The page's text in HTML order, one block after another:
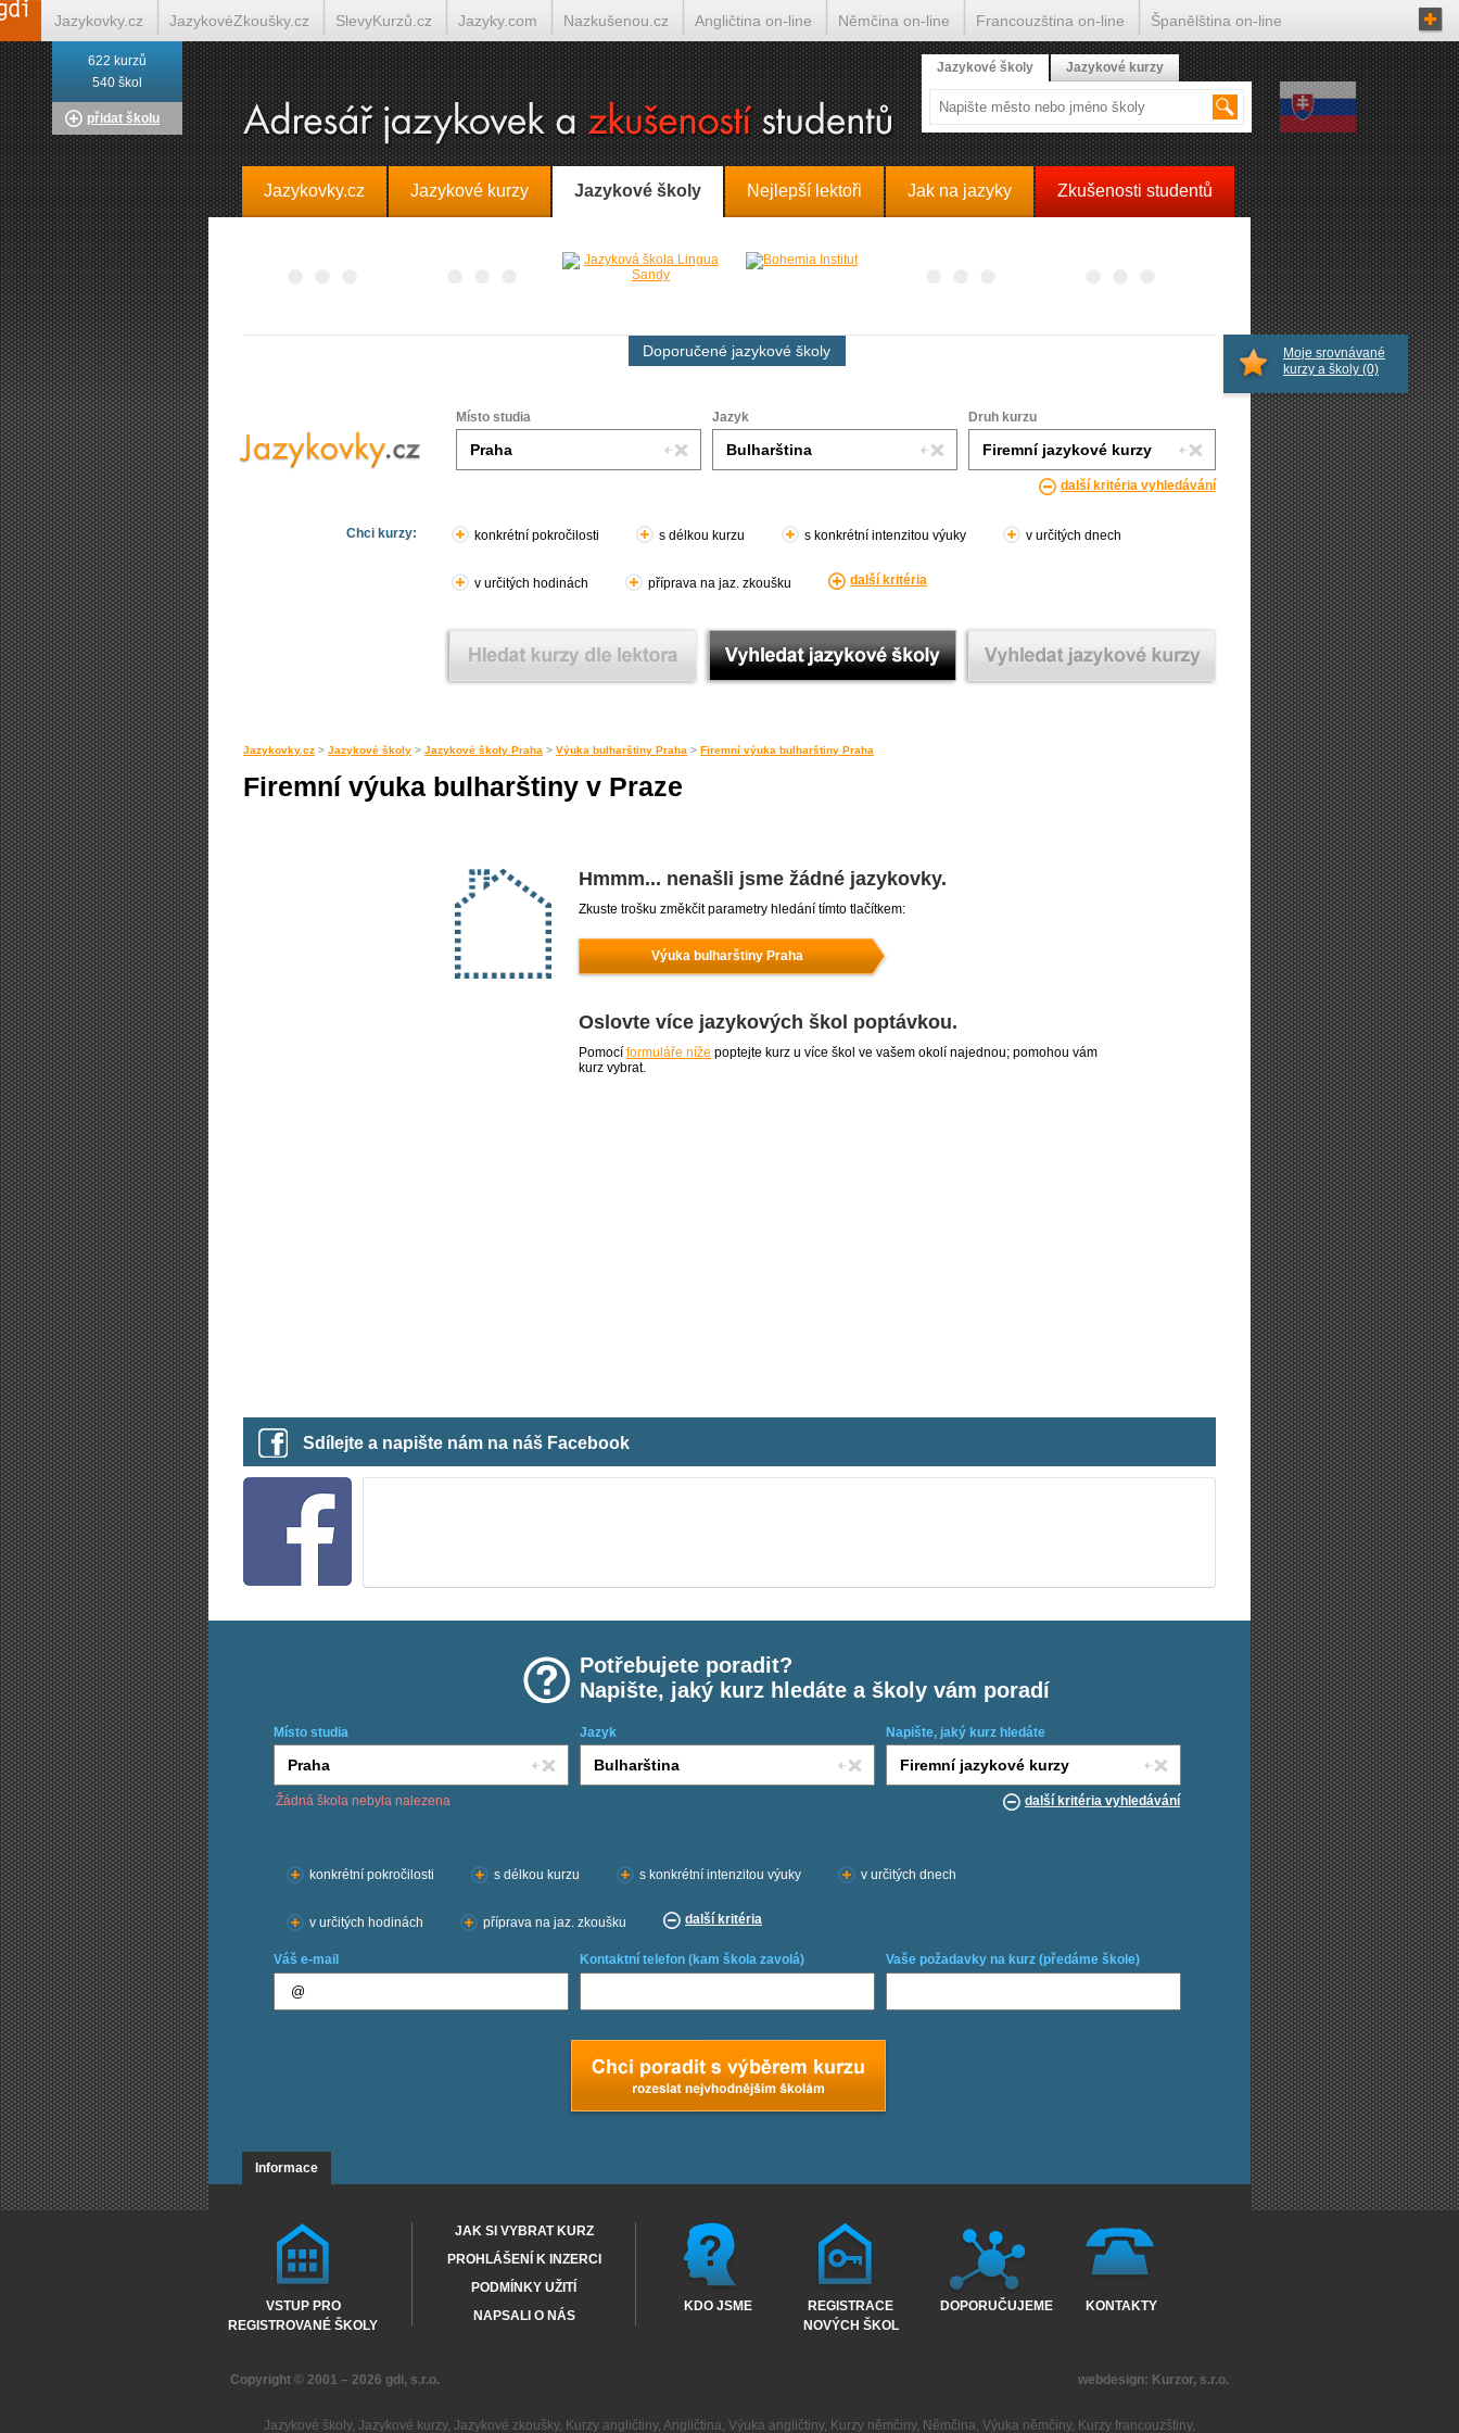
Jazykovky.cz Jazykové kurzy Jazykové školy Nejlepší lektoři Jak na jazyky Zkušenosti studentů
Doporučené jazykové školy
Místo studia Jazyk Druh kurzu
další kritéria vyhledávání
Chci kurzy: konkrétní pokročilosti s délkou kurzu s konkrétní intenzitou výuky v určitých dnech
v určitých hodinách příprava na jaz. zkoušku další kritéria
Jazykovky.cz > Jazykové školy > Jazykové školy Praha > Výuka bulharštiny Praha > Firemní výuka bulharštiny Praha
Firemní výuka bulharštiny v Praze
Hmmm... nenašli jsme žádné jazykovky.
Zkuste trošku změkčit parametry hledání tímto tlačítkem:
Výuka bulharštiny Praha
Oslovte více jazykových škol poptávkou.
Pomocí formuláře níže poptejte kurz u více škol ve vašem okolí najednou; pomohou vám
kurz vybrat.
Sdílejte a napište nám na náš Facebook
Potřebujete poradit?
Napište, jaký kurz hledáte a školy vám poradí
Místo studia Jazyk Napište, jaký kurz hledáte
Žádná škola nebyla nalezena další kritéria vyhledávání
konkrétní pokročilosti
s délkou kurzu s konkrétní intenzitou výuky v určitých dnech
v určitých hodinách příprava na jaz. zkoušku další kritéria
Váš e-mail Kontaktní telefon (kam škola zavolá) Vaše požadavky na kurz (předáme škole)
Moje srovnávané
kurzy a školy (0)
622 kurzů
540 škol
přidat školu
Jazykové školy Jazykové kurzy
Informace
VSTUP PRO
REGISTROVANÉ ŠKOLY
JAK SI VYBRAT KURZ
PROHLÁŠENÍ K INZERCI
PODMÍNKY UŽITÍ
NAPSALI O NÁS
KDO JSME
REGISTRACE
NOVÝCH ŠKOL
DOPORUČUJEME KONTAKTY
Copyright © 2001 – 2026 gdi, s.r.o. webdesign: Kurzor, s.r.o.
Jazykové školy, Jazykové kurzy, Jazykové zkoušky, Kurzy angličtiny, Angličtina, Výuka angličtiny, Kurzy němčiny, Němčina, Výuka němčiny, Kurzy francouzštiny,
Jazykovky.cz JazykovéZkoušky.cz SlevyKurzů.cz Jazyky.com Nazkušenou.cz Angličtina on-line Němčina on-line Francouzština on-line Španělština on-line
Italština on-line Tlumočení-Překlady.cz Překládá.cz Tlumočí.cz